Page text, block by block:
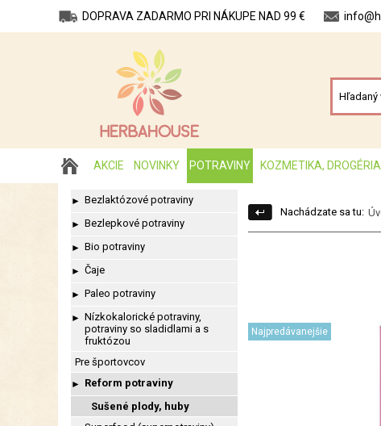
DOPRAVA ZADARMO PRI NÁKUPE NAD 99 €
AKCIE NOVINKY POTRAVINY KOZMETIKA, DROGÉRIA
► Bezlaktózové potraviny
► Bezlepkové potraviny
► Bio potraviny
► Čaje
► Paleo potraviny
► Nízkokalorické potraviny,
potraviny so sladidlami a s
fruktózou
Pre športovcov
► Reform potraviny
Sušené plody, huby
Nachádzate sa tu:
Najpredávanejšie